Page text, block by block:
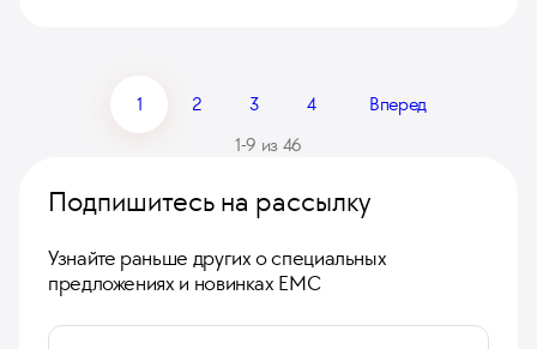
1 2 3 4
Вперед
1-9 из 46
Подпишитесь на рассылку
Узнайте раньше других о специальных
предложениях и новинках ЕМС